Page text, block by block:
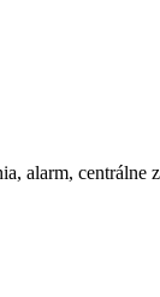
alarm,